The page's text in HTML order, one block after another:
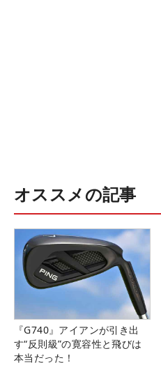
オススメの記事
『G740』アイアンが引き出
す“反則級”の寛容性と飛びは
本当だった！